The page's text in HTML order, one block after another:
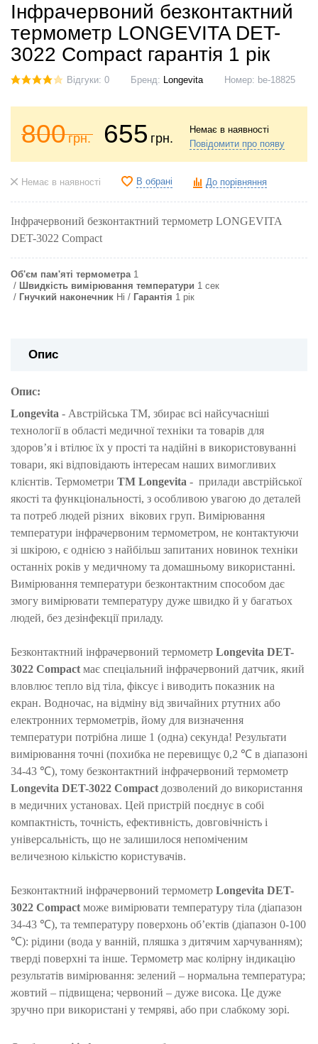
Інфрачервоний безконтактний
термометр LONGEVITA DET-
3022 Compact гарантія 1 рік
Відгуки: 0 Бренд: Longevita Номер: be-18825
800грн. 655 грн.
Немає в наявності
Повідомити про появу
Немає в наявності В обрані До порівняння
Інфрачервоний безконтактний термометр LONGEVITA
DET-3022 Compact
Об'єм пам'яті термометра 1
Швидкість вимірювання температури 1 сек
Гнучкий наконечник Ні Гарантія 1 рік
Опис
Опис:
Longevita - Австрійська ТМ, збирає всі найсучасніші
технології в області медичної техніки та товарів для
здоров’я і втілює їх у прості та надійні в використовуванні
товари, які відповідають інтересам наших вимогливих
клієнтів. Термометри TM Longevita - прилади австрійської
якості та функціональності, з особливою увагою до деталей
та потреб людей різних вікових груп. Вимірювання
температури інфрачервоним термометром, не контактуючи
зі шкірою, є однією з найбільш запитаних новинок техніки
останніх років у медичному та домашньому використанні.
Вимірювання температури безконтактним способом дає
змогу вимірювати температуру дуже швидко й у багатьох
людей, без дезінфекції приладу.
Безконтактний інфрачервоний термометр Longevita DET-
3022 Compact має спеціальний інфрачервоний датчик, який
вловлює тепло від тіла, фіксує і виводить показник на
екран. Водночас, на відміну від звичайних ртутних або
електронних термометрів, йому для визначення
температури потрібна лише 1 (одна) секунда! Результати
вимірювання точні (похибка не перевищує 0,2 ℃ в діапазоні
34-43 ℃), тому безконтактний інфрачервоний термометр
Longevita DET-3022 Compact дозволений до використання
в медичних установах. Цей пристрій поєднує в собі
компактність, точність, ефективність, довговічність і
універсальність, що не залишилося непоміченим
величезною кількістю користувачів.
Безконтактний інфрачервоний термометр Longevita DET-
3022 Compact може вимірювати температуру тіла (діапазон
34-43 ℃), та температуру поверхонь об’ектів (діапазон 0-100
℃): рідини (вода у ванній, пляшка з дитячим харчуванням);
тверді поверхні та інше. Термометр має колірну індикацію
результатів вимірювання: зелений – нормальна температура;
жовтий – підвищена; червоний – дуже висока. Це дуже
зручно при використані у темряві, або при слабкому зорі.